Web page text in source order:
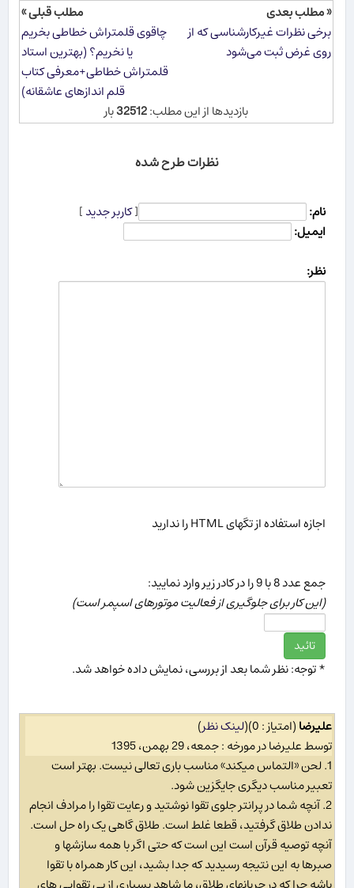
مطلب قبلی »
چاقوی قلمتراش خطاطی بخریم
یا نخریم؟ (بهترین استاد
قلمتراش خطاطی+معرفی کتاب
قلم اندازهای عاشقانه)
« مطلب بعدی
برخی نظرات غیرکارشناسی که از
روی غرض ثبت می‌شود
بازدیدها از این مطلب:32512بار
نظرات طرح شده
نام: [کاربر جدید]
ایمیل:
نظر:
اجازه استفاده از تگهای HTML را ندارید
جمع عدد 8 با 9 را در كادر زیر وارد نمایید:
(این كار برای جلوگیری از فعالیت موتورهای اسپمر است)
* توجه: نظر شما بعد از بررسی، نمایش داده خواهد شد.
علیرضا(امتیاز : 0) (لینک نظر)
توسط علیرضا در مورخه : جمعه، 29 بهمن، 1395
1. لحن «التماس میکند» مناسب باری تعالی نیست. بهتر است
تعبیر مناسب دیگری جایگزین شود.
2. آنچه شما در پرانتر جلوی تقوا نوشتید و رعایت تقوا را مرادف انجام
ندادن طلاق گرفتید، قطعا غلط است. طلاق گاهی یک راه حل است.
آنچه توصیه قرآن است این است که حتی اگر با همه سازشها و
صبرها به این نتیجه رسیدید که جدا بشید، این کار همراه با تقوا